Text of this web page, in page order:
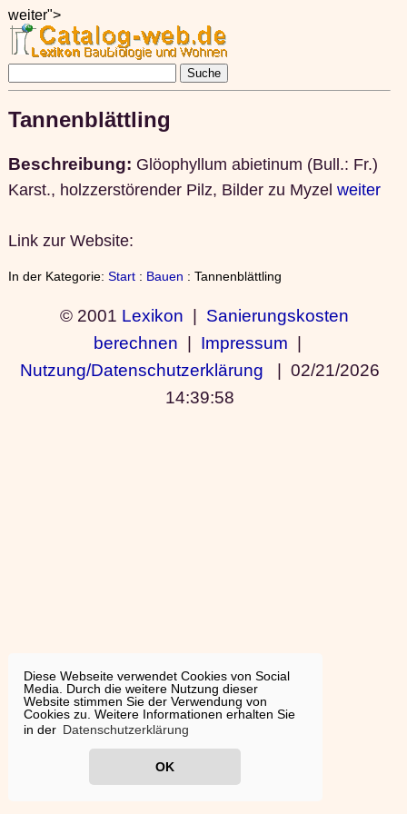
Diese Webseite verwendet Cookies von Social
Media. Durch die weitere Nutzung dieser
Website stimmen Sie der Verwendung von
Cookies zu. Weitere Informationen erhalten Sie
in der Datenschutzerklärung
OK
weiter">
Tannenblättling
Beschreibung: Glöophyllum abietinum (Bull.: Fr.)
Karst., holzzerstörender Pilz, Bilder zu Myzel weiter
Link zur Website:
In der Kategorie: Start: Bauen : Tannenblättling
© 2001 Lexikon | Sanierungskosten
berechnen | Impressum |
Nutzung/Datenschutzerklärung | 02/21/2026
14:39:58